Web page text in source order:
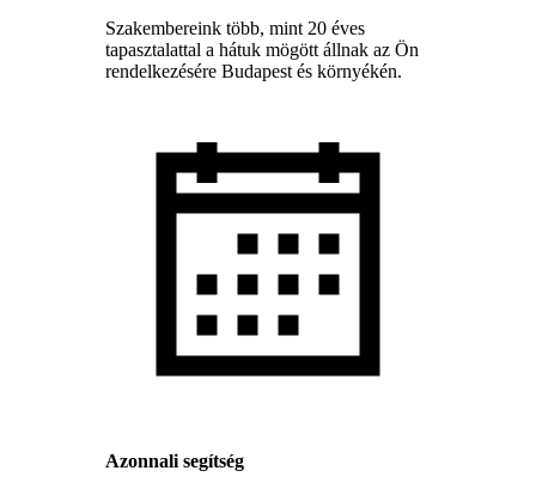
Szakembereink több, mint 20 éves
tapasztalattal a hátuk mögött állnak az Ön
rendelkezésére Budapest és környékén.
Azonnali segítség